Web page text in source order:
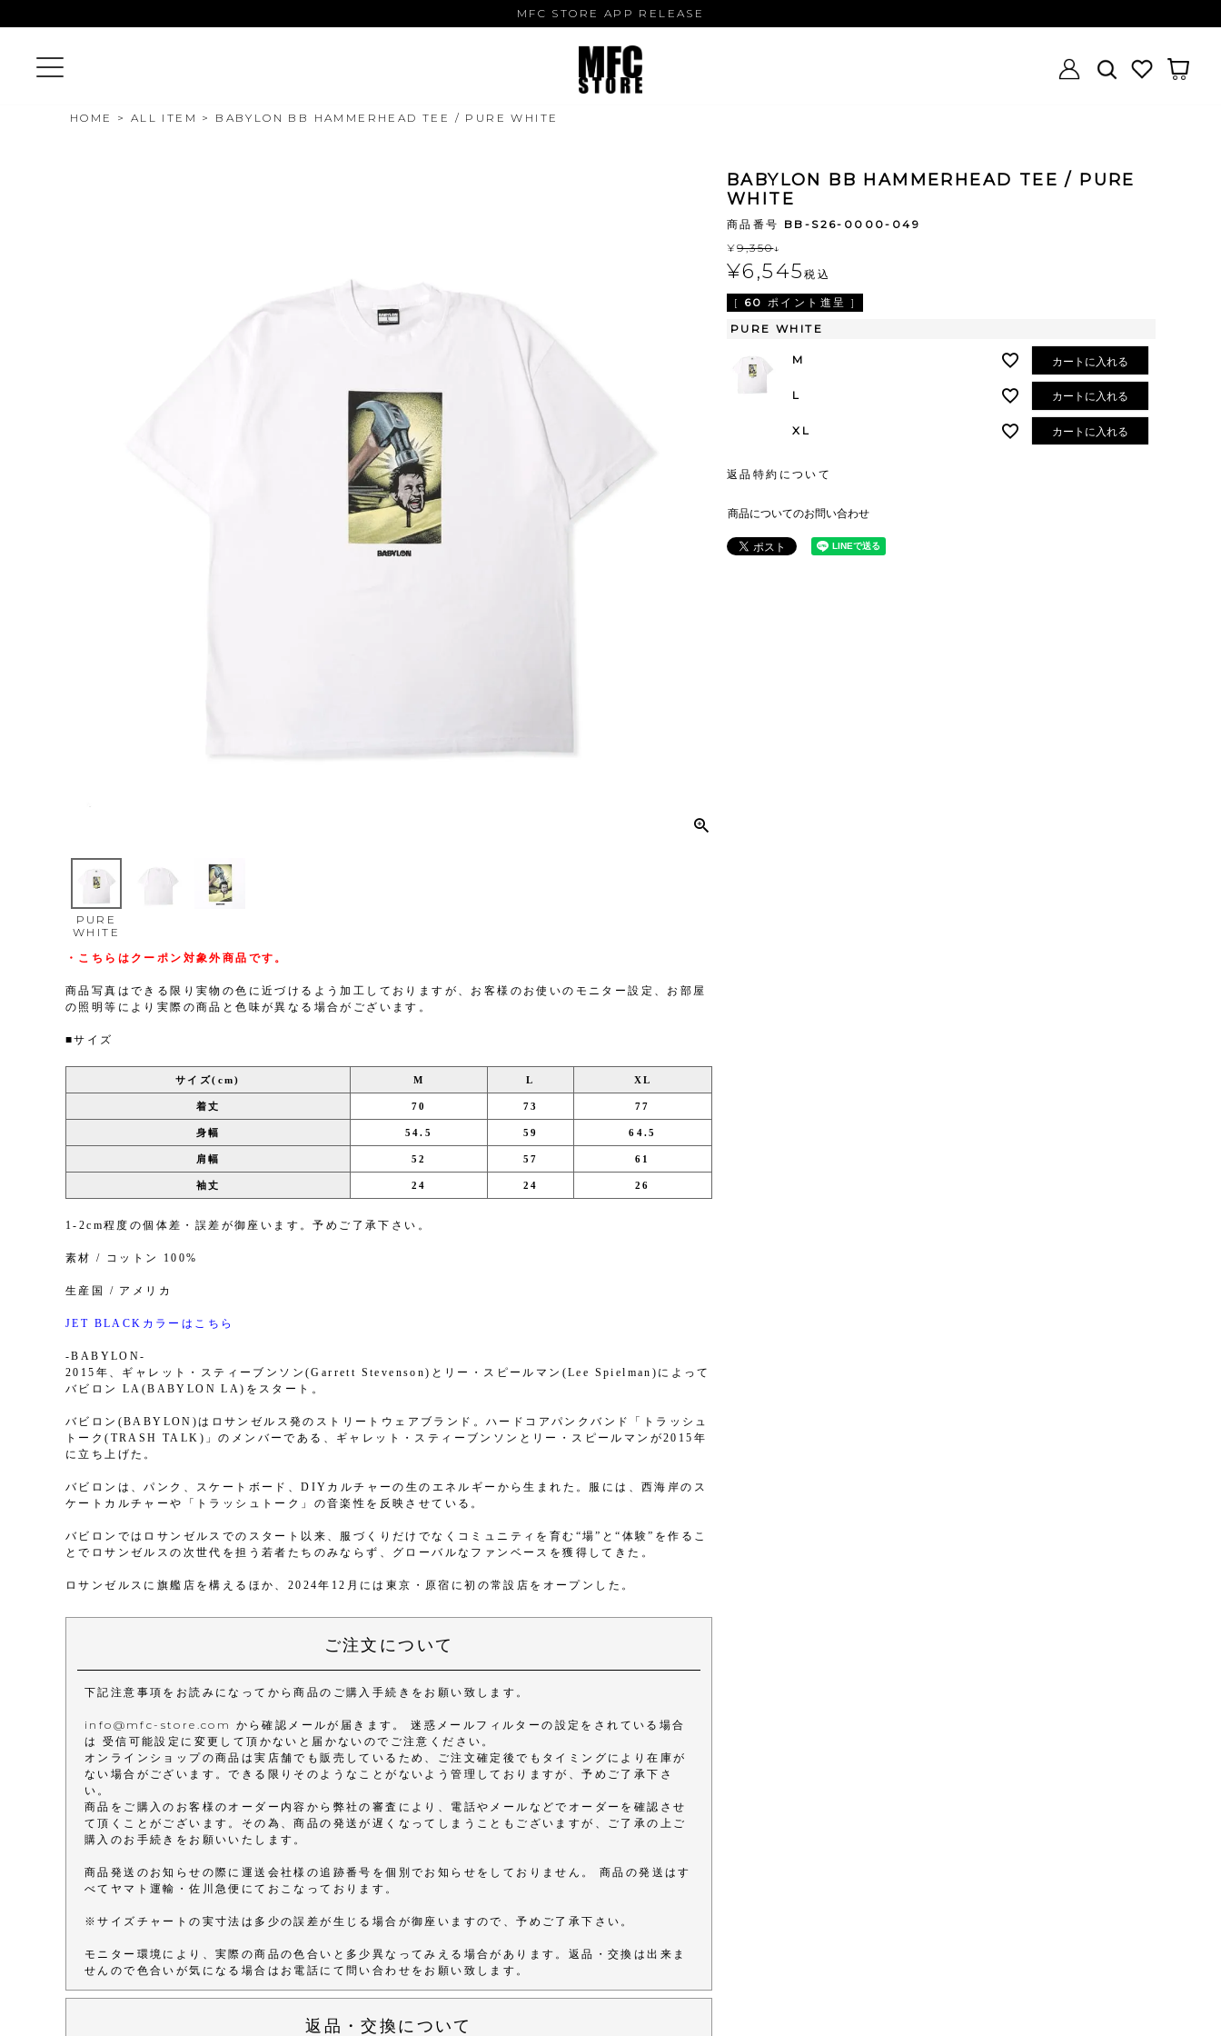
MFC STORE APP RELEASE
HOME ALL ITEM BABYLON BB HAMMERHEAD TEE / PURE WHITE
PURE
WHITE
・こちらはクーポン対象外商品です。
商品写真はできる限り実物の色に近づけるよう加工しておりますが、お客様のお使いのモニター設定、お部屋
の照明等により実際の商品と色味が異なる場合がございます。
■サイズ
サイズ(cm) M L XL
着丈 70 73 77
身幅 54.5 59 64.5
肩幅 52 57 61
袖丈 24 24 26
1-2cm程度の個体差・誤差が御座います。予めご了承下さい。
素材 / コットン 100%
生産国 / アメリカ
JET BLACKカラーはこちら
-BABYLON-
2015年、ギャレット・スティーブンソン(Garrett Stevenson)とリー・スピールマン(Lee Spielman)によって
バビロン LA(BABYLON LA)をスタート。
バビロン(BABYLON)はロサンゼルス発のストリートウェアブランド。ハードコアパンクバンド「トラッシュ
トーク(TRASH TALK)」のメンバーである、ギャレット・スティーブンソンとリー・スピールマンが2015年
に立ち上げた。
バビロンは、パンク、スケートボード、DIYカルチャーの生のエネルギーから生まれた。服には、西海岸のス
ケートカルチャーや「トラッシュトーク」の音楽性を反映させている。
バビロンではロサンゼルスでのスタート以来、服づくりだけでなくコミュニティを育む“場”と“体験”を作るこ
とでロサンゼルスの次世代を担う若者たちのみならず、グローバルなファンベースを獲得してきた。
ロサンゼルスに旗艦店を構えるほか、2024年12月には東京・原宿に初の常設店をオープンした。
ご注文について
下記注意事項をお読みになってから商品のご購入手続きをお願い致します。
info@mfc-store.com から確認メールが届きます。 迷惑メールフィルターの設定をされている場合
は 受信可能設定に変更して頂かないと届かないのでご注意ください。
オンラインショップの商品は実店舗でも販売しているため、ご注文確定後でもタイミングにより在庫が
ない場合がございます。できる限りそのようなことがないよう管理しておりますが、予めご了承下さ
い。
商品をご購入のお客様のオーダー内容から弊社の審査により、電話やメールなどでオーダーを確認させ
て頂くことがございます。その為、商品の発送が遅くなってしまうこともございますが、ご了承の上ご
購入のお手続きをお願いいたします。
商品発送のお知らせの際に運送会社様の追跡番号を個別でお知らせをしておりません。 商品の発送はす
べてヤマト運輸・佐川急便にておこなっております。
※サイズチャートの実寸法は多少の誤差が生じる場合が御座いますので、予めご了承下さい。
モニター環境により、実際の商品の色合いと多少異なってみえる場合があります。返品・交換は出来ま
せんので色合いが気になる場合はお電話にて問い合わせをお願い致します。
返品・交換について
BABYLON BB HAMMERHEAD TEE / PURE
WHITE
商品番号 BB-S26-0000-049
¥9,350↓
¥6,545税込
[ 60 ポイント進呈 ]
PURE WHITE
M カートに入れる
L カートに入れる
XL カートに入れる
返品特約について
商品についてのお問い合わせ